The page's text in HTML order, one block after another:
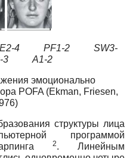
4 PF1-2
SW3-
A1-2
эмоционально
POFA (Ekman, Friesen,
структуры лица
программой
2. Линейным